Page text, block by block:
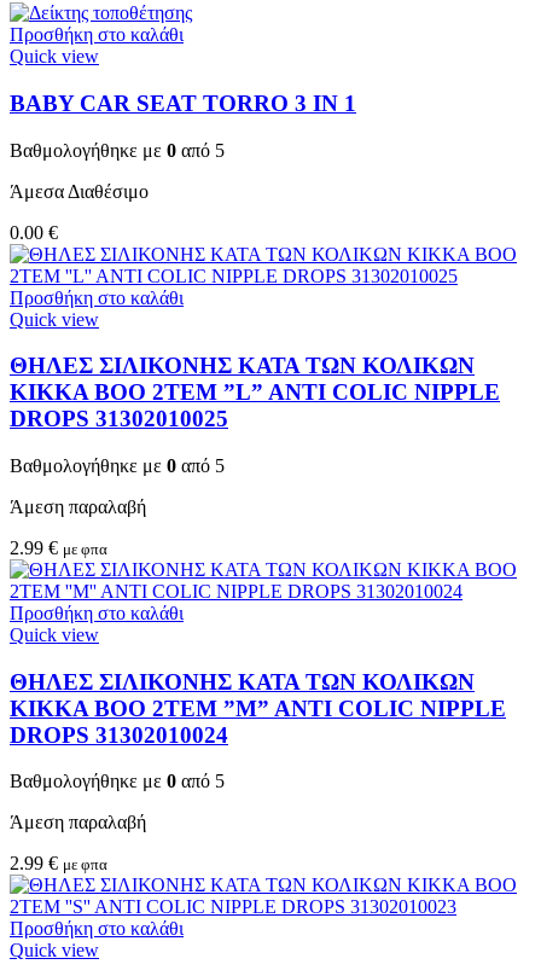
Προσθήκη στο καλάθι
Quick view
BABY CAR SEAT TORRO 3 ΙΝ 1
Βαθμολογήθηκε με 0 από 5
Άμεσα Διαθέσιμο
0.00 €
Προσθήκη στο καλάθι
Quick view
ΘΗΛΕΣ ΣΙΛΙΚΟΝΗΣ ΚΑΤΑ ΤΩΝ ΚΟΛΙΚΩΝ
KIKKA BOO 2TEM ”L” ANTI COLIC NIPPLE
DROPS 31302010025
Βαθμολογήθηκε με 0 από 5
Άμεση παραλαβή
2.99 € με φπα
Προσθήκη στο καλάθι
Quick view
ΘΗΛΕΣ ΣΙΛΙΚΟΝΗΣ ΚΑΤΑ ΤΩΝ ΚΟΛΙΚΩΝ
KIKKA BOO 2TEM ”M” ANTI COLIC NIPPLE
DROPS 31302010024
Βαθμολογήθηκε με 0 από 5
Άμεση παραλαβή
2.99 € με φπα
Προσθήκη στο καλάθι
Quick view